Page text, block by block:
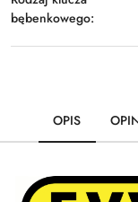
bębenkowego:
OPIS